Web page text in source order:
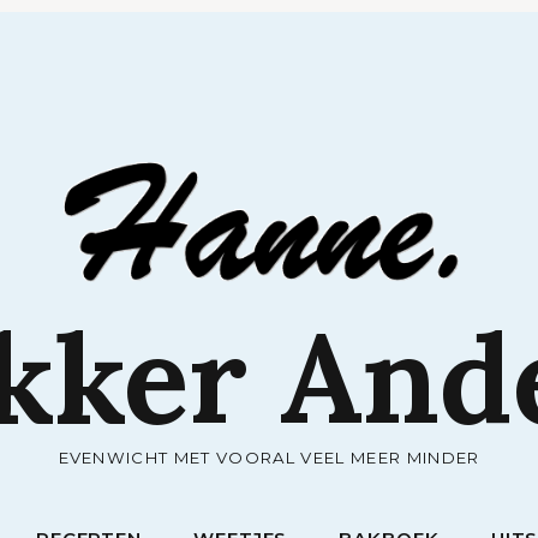
EVENWICHT MET VOORAL VEEL MEER MINDER